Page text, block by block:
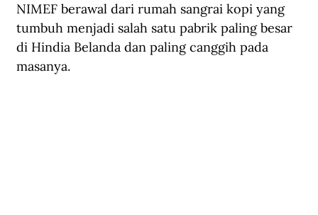
NIMEF berawal dari rumah sangrai kopi yang
tumbuh menjadi salah satu pabrik paling besar
di Hindia Belanda dan paling canggih pada
masanya.